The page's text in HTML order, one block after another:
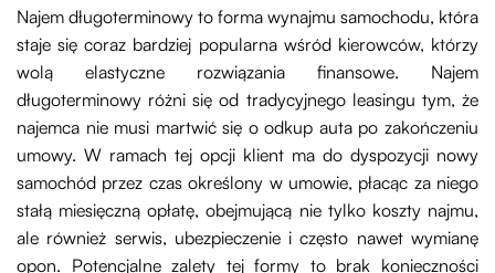
Najem długoterminowy to forma wynajmu samochodu, która
staje się coraz bardziej popularna wśród kierowców, którzy
wolą elastyczne rozwiązania finansowe. Najem
długoterminowy różni się od tradycyjnego leasingu tym, że
najemca nie musi martwić się o odkup auta po zakończeniu
umowy. W ramach tej opcji klient ma do dyspozycji nowy
samochód przez czas określony w umowie, płacąc za niego
stałą miesięczną opłatę, obejmującą nie tylko koszty najmu,
ale również serwis, ubezpieczenie i często nawet wymianę
opon. Potencjalne zalety tej formy to brak konieczności